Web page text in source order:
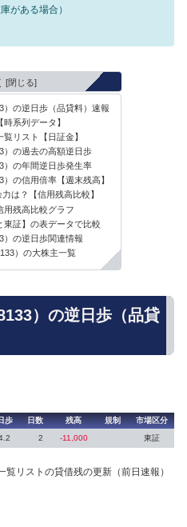
がある場合）
）の逆日歩（品貸料）速報
系列データ】
リスト【日証金】
）の過去の高額逆日歩
）の年間逆日歩発生率
の信用倍率【週末残高】
は？【信用残高比較】
用残高比較グラフ
東証】の表データで比較
）の逆日歩関連情報
）の大株主一覧
）の逆日歩（品貸
歩 日数 残高 規制
市場区分
2 -11,000 東証
リストの貸借残の更新（前日速報）